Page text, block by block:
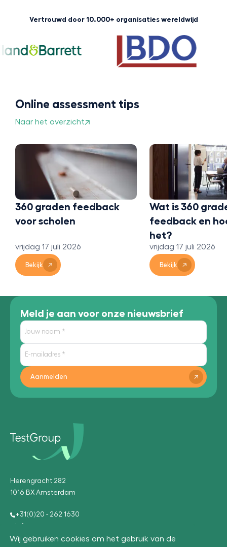
Wij gebruiken cookies om het gebruik van de
Vertrouwd door 10.000+ organisaties wereldwijd
Online assessment tips
Naar het overzicht
Wat is 360 graden
feedback en hoe werkt
vrijdag 17 juli 2026
Meld je aan voor onze nieuwsbrief
Aanmelden
Herengracht 282
1016 BX Amsterdam
+31(0)20 - 262 1630